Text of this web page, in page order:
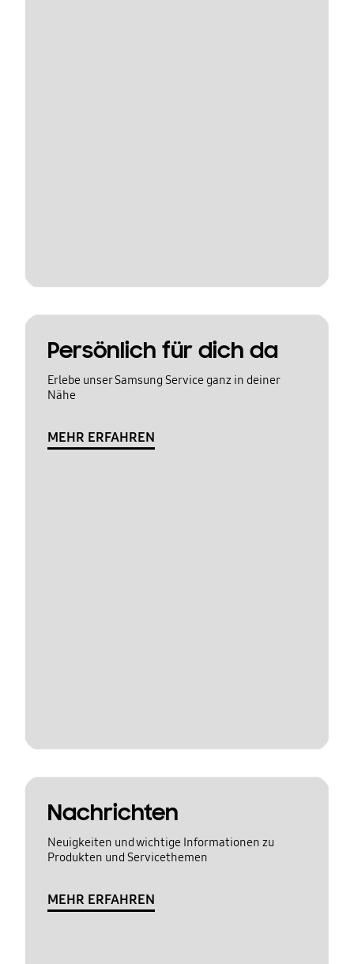
Persönlich für dich da
Erlebe unser Samsung Service ganz in deiner
Nähe
MEHR ERFAHREN
Nachrichten
Neuigkeiten und wichtige Informationen zu
Produkten und Servicethemen
MEHR ERFAHREN